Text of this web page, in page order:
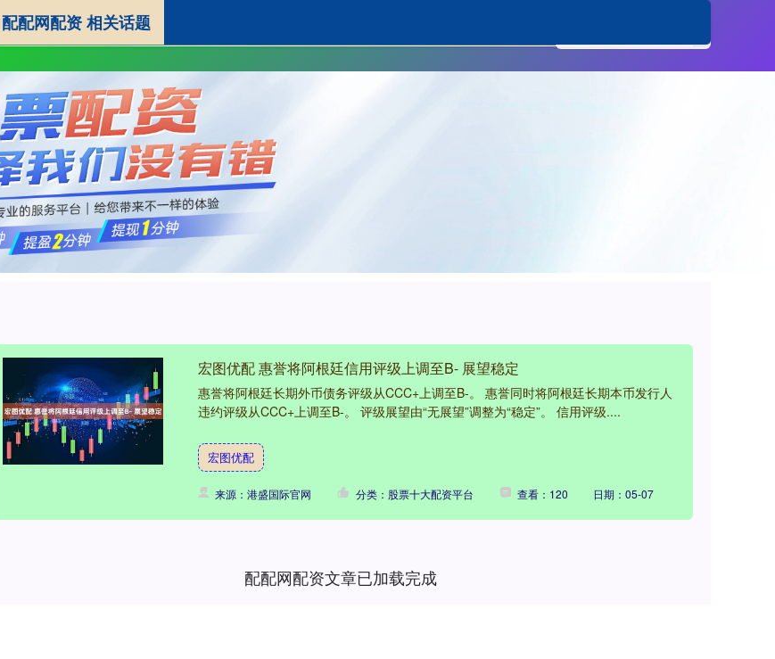
配配网配资 股票十大配资平台
配配网配资 相关话题
宏图优配 惠誉将阿根廷信用评级上调至B- 展望稳定
惠誉将阿根廷长期外币债务评级从CCC+上调至B-。 惠誉同时将阿根廷长期本币发行人
违约评级从CCC+上调至B-。 评级展望由“无展望”调整为“稳定”。 信用评级....
宏图优配
来源：港盛国际官网 分类：股票十大配资平台 查看：120 日期：05-07
配配网配资文章已加载完成